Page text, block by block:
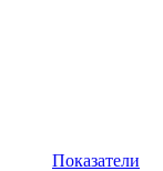
Показатели